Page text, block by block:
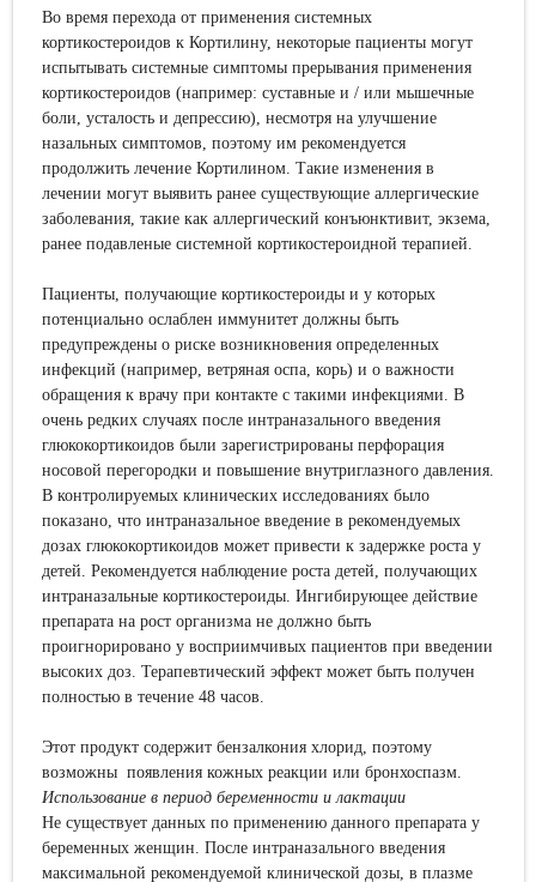
Во время перехода от применения системных
кортикостероидов к Кортилину, некоторые пациенты могут
испытывать системные симптомы прерывания применения
кортикостероидов (например: суставные и / или мышечные
боли, усталость и депрессию), несмотря на улучшение
назальных симптомов, поэтому им рекомендуется
продолжить лечение Кортилином. Такие изменения в
лечении могут выявить ранее существующие аллергические
заболевания, такие как аллергический конъюнктивит, экзема,
ранее подавленые системной кортикостероидной терапией.
Пациенты, получающие кортикостероиды и у которых
потенциально ослаблен иммунитет должны быть
предупреждены о риске возникновения определенных
инфекций (например, ветряная оспа, корь) и о важности
обращения к врачу при контакте с такими инфекциями. В
очень редких случаях после интраназального введения
глюкокортикоидов были зарегистрированы перфорация
носовой перегородки и повышение внутриглазного давления.
В контролируемых клинических исследованиях было
показано, что интраназальное введение в рекомендуемых
дозах глюкокортикоидов может привести к задержке роста у
детей. Рекомендуется наблюдение роста детей, получающих
интраназальные кортикостероиды. Ингибирующее действие
препарата на рост организма не должно быть
проигнорировано у восприимчивых пациентов при введении
высоких доз. Терапевтический эффект может быть получен
полностью в течение 48 часов.
Этот продукт содержит бензалкония хлорид, поэтому
возможны появления кожных реакции или бронхоспазм.
Использование в период беременности и лактации
Не существует данных по применению данного препарата у
беременных женщин. После интраназального введения
максимальной рекомендуемой клинической дозы, в плазме